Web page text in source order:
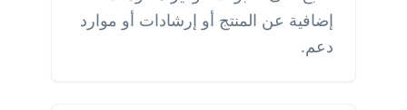
إضافية عن المنتج أو إرشادات أو موارد
دعم.